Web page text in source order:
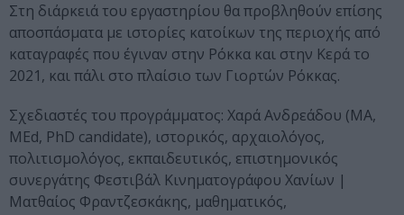
Στη διάρκειά του εργαστηρίου θα προβληθούν επίσης
αποσπάσματα με ιστορίες κατοίκων της περιοχής από
καταγραφές που έγιναν στην Ρόκκα και στην Κερά το
2021, και πάλι στο πλαίσιο των Γιορτών Ρόκκας.
Σχεδιαστές του προγράμματος: Χαρά Ανδρεάδου (ΜΑ,
ΜEd, PhD candidate), ιστορικός, αρχαιολόγος,
πολιτισμολόγος, εκπαιδευτικός, επιστημονικός
συνεργάτης Φεστιβάλ Κινηματογράφου Χανίων |
Ματθαίος Φραντζεσκάκης, μαθηματικός,